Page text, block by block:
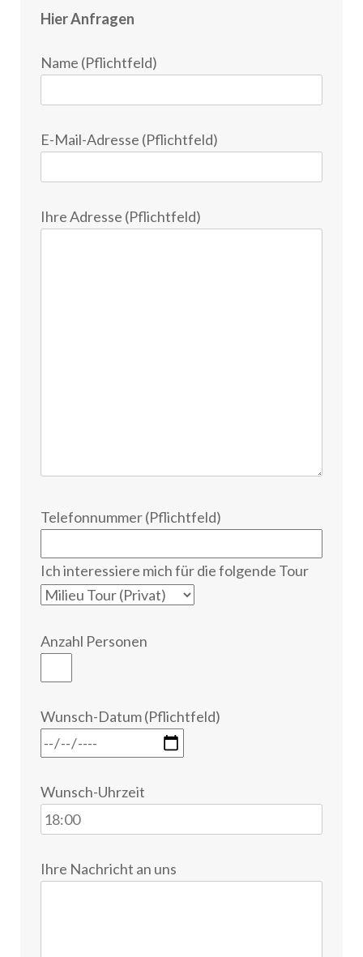
Hier Anfragen
Name (Pflichtfeld)
E-Mail-Adresse (Pflichtfeld)
Ihre Adresse (Pflichtfeld)
Telefonnummer (Pflichtfeld)
Ich interessiere mich für die folgende Tour
Anzahl Personen
Wunsch-Datum (Pflichtfeld)
Wunsch-Uhrzeit
Ihre Nachricht an uns